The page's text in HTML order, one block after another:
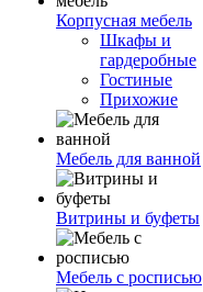
Корпусная мебель
Шкафы и
гардеробные
Гостиные
Прихожие
Мебель для ванной
Витрины и буфеты
Мебель с росписью